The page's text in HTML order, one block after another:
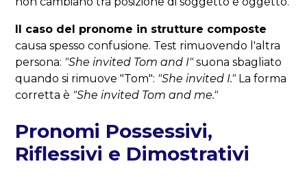
Il caso del pronome in strutture composte
causa spesso confusione. Test rimuovendo l'altra
persona: "She invited Tom and I"suona sbagliato
quando si rimuove "Tom": "She invited I."La forma
corretta è "She invited Tom and me."
Pronomi Possessivi,
Riflessivi e Dimostrativi